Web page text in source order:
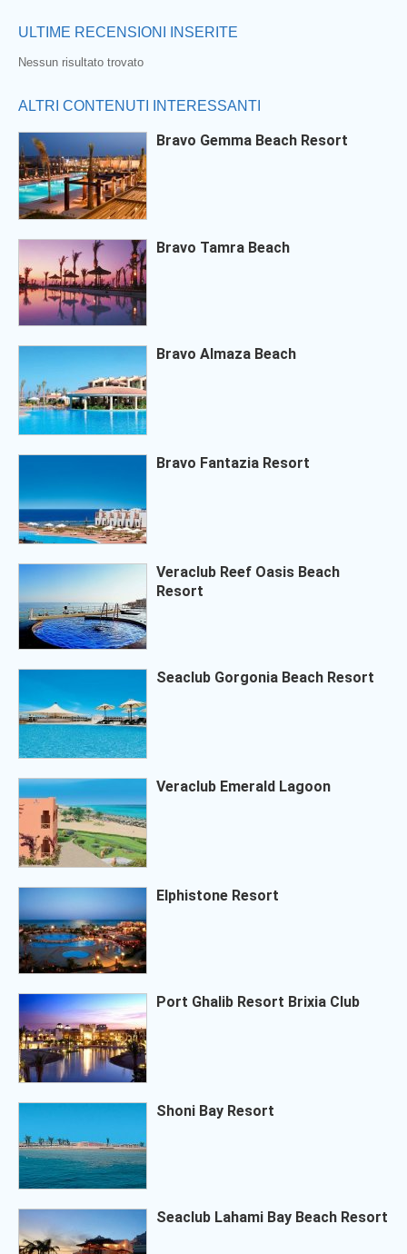
ULTIME RECENSIONI INSERITE
Nessun risultato trovato
ALTRI CONTENUTI INTERESSANTI
Bravo Gemma Beach Resort
Bravo Tamra Beach
Bravo Almaza Beach
Bravo Fantazia Resort
Veraclub Reef Oasis Beach
Resort
Seaclub Gorgonia Beach Resort
Veraclub Emerald Lagoon
Elphistone Resort
Port Ghalib Resort Brixia Club
Shoni Bay Resort
Seaclub Lahami Bay Beach Resort